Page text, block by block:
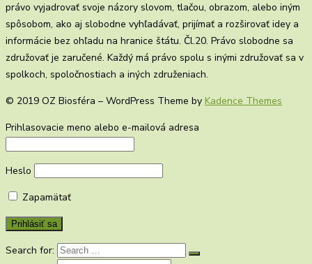
právo vyjadrovať svoje názory slovom, tlačou, obrazom, alebo iným
spôsobom, ako aj slobodne vyhľadávať, prijímať a rozširovať idey a
informácie bez ohľadu na hranice štátu. Čl.20. Právo slobodne sa
združovať je zaručené. Každý má právo spolu s inými združovať sa v
spolkoch, spoločnostiach a iných združeniach.
© 2019 OZ Biosféra – WordPress Theme by Kadence Themes
Prihlasovacie meno alebo e-mailová adresa
Heslo
Zapamätať
Search for: